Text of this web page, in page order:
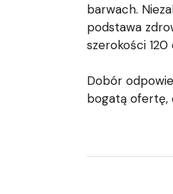
barwach.
podstawa
szerokości
Dobór
bogatą ofertę,